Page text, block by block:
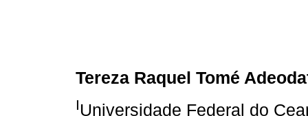
Tereza Raquel Tomé
IUniversidade Federal do